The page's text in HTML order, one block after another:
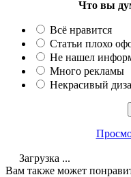
Что вы
Всё нравится
Статьи плохо
Не нашел
Много рекламы
Некрасивый
Загрузка ...
Вам также может